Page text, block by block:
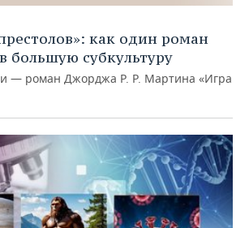
как один роман
большую субкультуру
— роман Джорджа Р. Р. Мартина «Игра